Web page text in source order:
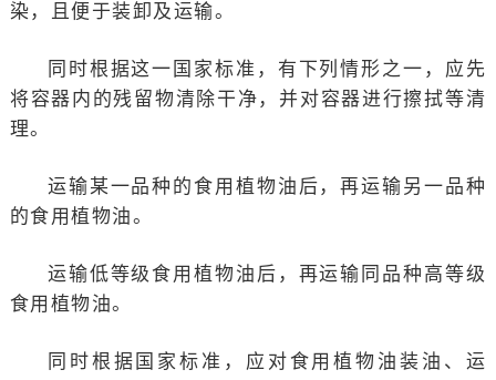
染，且便于装卸及运输。
同时根据这一国家标准，有下列情形之一，应先
将容器内的残留物清除干净，并对容器进行擦拭等清
理。
运输某一品种的食用植物油后，再运输另一品种
的食用植物油。
运输低等级食用植物油后，再运输同品种高等级
食用植物油。
同时根据国家标准，应对食用植物油装油、运